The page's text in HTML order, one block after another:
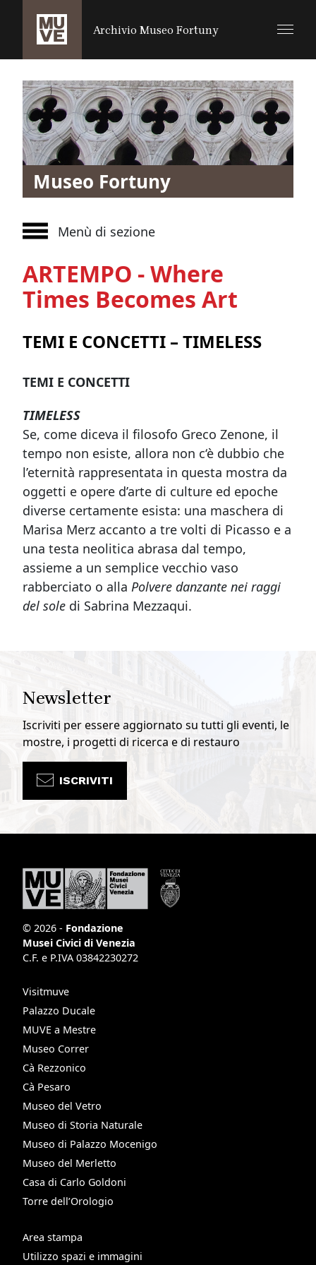
SALTA AL CONTENUTO PRINCIPALE
Archivio Museo Fortuny
Museo Fortuny
Menù di sezione
ARTEMPO - Where
Times Becomes Art
TEMI E CONCETTI – TIMELESS
TEMI E CONCETTI
TIMELESS
Se, come diceva il filosofo Greco Zenone, il
tempo non esiste, allora non c‘è dubbio che
l’eternità rappresentata in questa mostra da
oggetti e opere d’arte di culture ed epoche
diverse certamente esista: una maschera di
Marisa Merz accanto a tre volti di Picasso e a
una testa neolitica abrasa dal tempo,
assieme a un semplice vecchio vaso
rabberciato o alla Polvere danzante nei raggi
del sole di Sabrina Mezzaqui.
Newsletter
Iscriviti per essere aggiornato su tutti gli eventi, le
mostre, i progetti di ricerca e di restauro
ISCRIVITI
© 2026 - Fondazione
Musei Civici di Venezia
C.F. e P.IVA 03842230272
Visitmuve
Palazzo Ducale
MUVE a Mestre
Museo Correr
Cà Rezzonico
Cà Pesaro
Museo del Vetro
Museo di Storia Naturale
Museo di Palazzo Mocenigo
Museo del Merletto
Casa di Carlo Goldoni
Torre dell’Orologio
Area stampa
Utilizzo spazi e immagini